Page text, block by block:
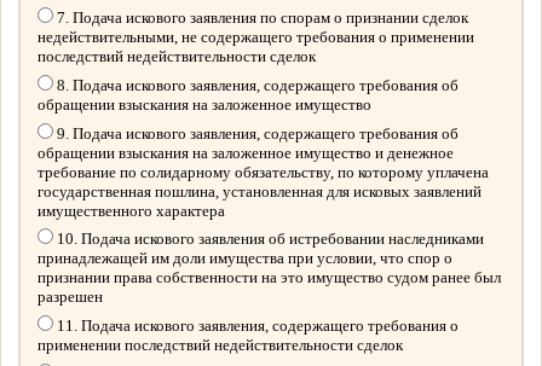
7. Подача искового заявления по спорам о признании сделок
недействительными, не содержащего требования о применении
последствий недействительности сделок
8. Подача искового заявления, содержащего требования об
обращении взыскания на заложенное имущество
9. Подача искового заявления, содержащего требования об
обращении взыскания на заложенное имущество и денежное
требование по солидарному обязательству, по которому уплачена
государственная пошлина, установленная для исковых заявлений
имущественного характера
10. Подача искового заявления об истребовании наследниками
принадлежащей им доли имущества при условии, что спор о
признании права собственности на это имущество судом ранее был
разрешен
11. Подача искового заявления, содержащего требования о
применении последствий недействительности сделок